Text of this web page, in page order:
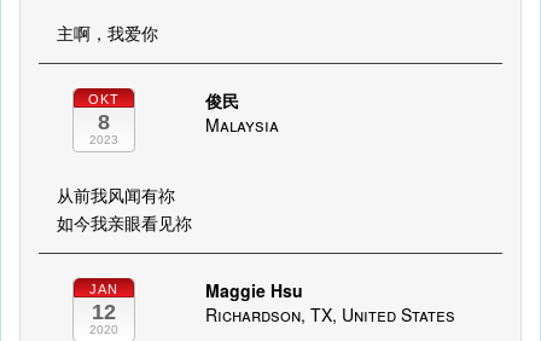
主啊，我爱你
OKT
8
2023
俊民
Malaysia
从前我风闻有祢
如今我亲眼看见祢
JAN
12
2020
Maggie Hsu
Richardson, TX, United States